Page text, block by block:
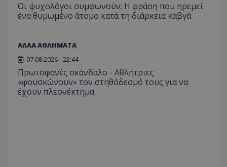
Οι ψυχολόγοι συμφωνούν: Η φράση που ηρεμεί
ένα θυμωμένο άτομο κατά τη διάρκεια καβγά
ΑΛΛΑ ΑΘΛΗΜΑΤΑ
07.08.2026 - 22:44
Πρωτοφανές σκάνδαλο - Aθλήτριες
«φουσκώνουν» τον στηθόδεσμό τους για να
έχουν πλεονέκτημα